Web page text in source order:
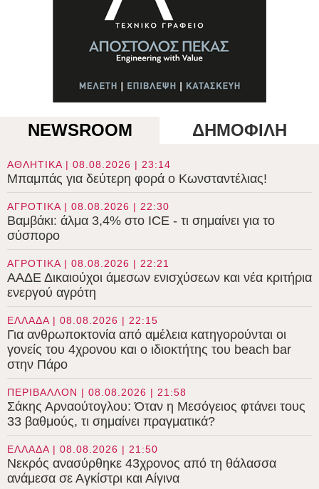
NEWSROOM ΔΗΜΟΦΙΛΗ
ΑΘΛΗΤΙΚΑ | 08.08.2026 | 23:14
Μπαμπάς για δεύτερη φορά ο Κωνσταντέλιας!
ΑΓΡΟΤΙΚΑ | 08.08.2026 | 22:30
Βαμβάκι: άλμα 3,4% στο ICE - τι σημαίνει για το
σύσπορο
ΑΓΡΟΤΙΚΑ | 08.08.2026 | 22:21
ΑΑΔΕ Δικαιούχοι άμεσων ενισχύσεων και νέα κριτήρια
ενεργού αγρότη
ΕΛΛΑΔΑ | 08.08.2026 | 22:15
Για ανθρωποκτονία από αμέλεια κατηγορούνται οι
γονείς του 4χρονου και ο ιδιοκτήτης του beach bar
στην Πάρο
ΠΕΡΙΒΑΛΛΟΝ | 08.08.2026 | 21:58
Σάκης Αρναούτογλου: Όταν η Μεσόγειος φτάνει τους
33 βαθμούς, τι σημαίνει πραγματικά?
ΕΛΛΑΔΑ | 08.08.2026 | 21:50
Νεκρός ανασύρθηκε 43χρονος από τη θάλασσα
ανάμεσα σε Αγκίστρι και Αίγινα